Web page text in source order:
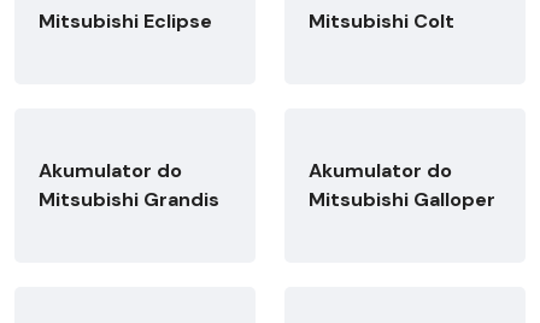
Mitsubishi Eclipse
Mitsubishi Colt
Akumulator do
Mitsubishi Grandis
Akumulator do
Mitsubishi Galloper